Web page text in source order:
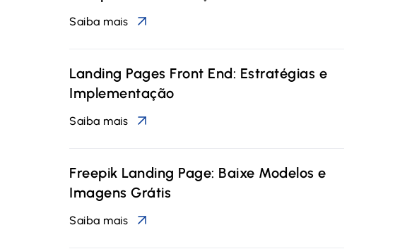
Saiba mais
Landing Pages Front End: Estratégias e
Implementação
Saiba mais
Freepik Landing Page: Baixe Modelos e
Imagens Grátis
Saiba mais